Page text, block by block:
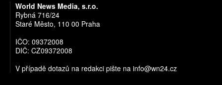
World News Media, s.r.o.
Rybná 716/24
Staré Město, 110 00 Praha
IČO: 09372008
DIČ: CZ09372008
V případě dotazů na redakci pište na info@wn24.cz